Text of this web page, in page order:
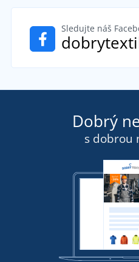
Sledujte náš
Dobrý
s dobrou